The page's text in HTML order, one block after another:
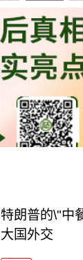
特朗普的\"中
大国外交